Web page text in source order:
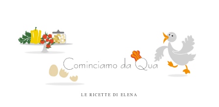
LE RICETTE DI ELENA